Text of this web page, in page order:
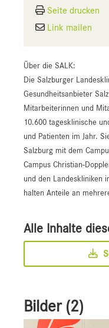
Seite drucken
Link mailen
Über die SALK:
Die Salzburger
Gesundheitsanbieter
Mitarbeiterinnen und
10.600 tagesklinische
und Patienten im Jahr.
Salzburg mit dem
Campus Christian-
und den Landeskliniken
halten Anteile an
Alle Inhalte
Bilder (2)